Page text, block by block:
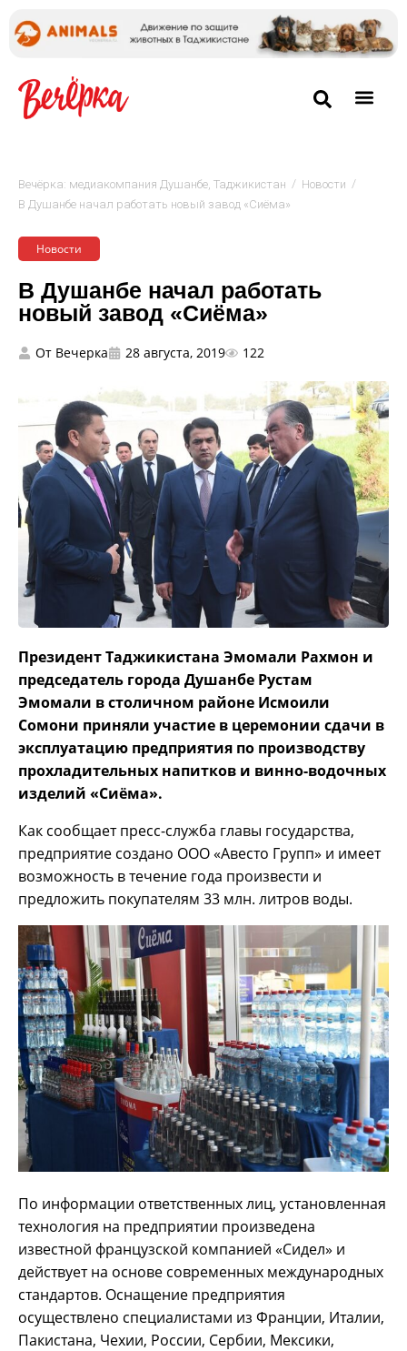
Вечёрка: медиакомпания Душанбе, Таджикистан / Новости /
В Душанбе начал работать новый завод «Сиёма»
Новости
В Душанбе начал работать
новый завод «Сиёма»
От Вечерка 28 августа, 2019 122
Президент Таджикистана Эмомали Рахмон и
председатель города Душанбе Рустам
Эмомали в столичном районе Исмоили
Сомони приняли участие в церемонии сдачи в
эксплуатацию предприятия по производству
прохладительных напитков и винно-водочных
изделий «Сиёма».
Как сообщает пресс-служба главы государства,
предприятие создано ООО «Авесто Групп» и имеет
возможность в течение года произвести и
предложить покупателям 33 млн. литров воды.
По информации ответственных лиц, установленная
технология на предприятии произведена
известной французской компанией «Сидел» и
действует на основе современных международных
стандартов. Оснащение предприятия
осуществлено специалистами из Франции, Италии,
Пакистана, Чехии, России, Сербии, Мексики,